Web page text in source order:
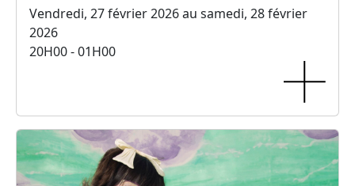
Vendredi, 27 février 2026 au samedi, 28 février
2026
20H00 - 01H00